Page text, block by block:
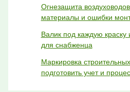
Огнезащита
материалы и ошибки
Валик под каждую краску
для снабженца
Маркировка
подготовить учет и